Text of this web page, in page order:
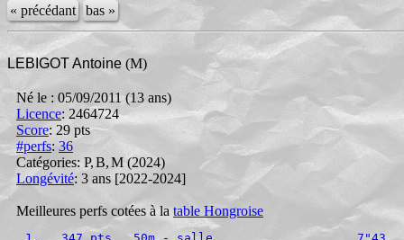
« précédant bas »
LEBIGOT Antoine (M)
Né le : 05/09/2011 (13 ans)
Licence: 2464724
Score: 29 pts
#perfs: 36
Catégories: P,B,M(2024)
Longévité: 3 ans [2022-2024]
Meilleures perfs cotées à latable Hongroise